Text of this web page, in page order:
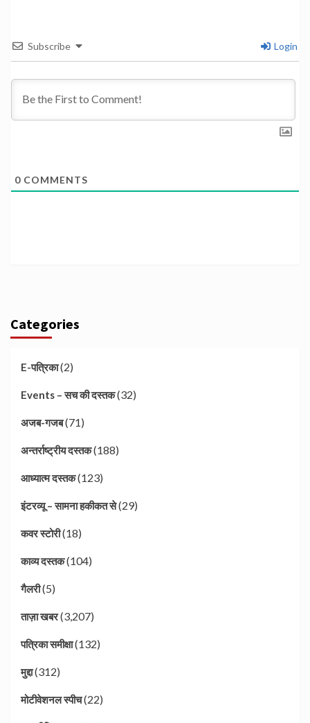
Subscribe Login
0 COMMENTS
Categories
E-पत्रिका(2)
Events – सच की दस्तक(32)
अजब-गजब(71)
अन्तर्राष्ट्रीय दस्तक(188)
आध्यात्म दस्तक(123)
इंटरव्यू – सामना हकीकत से(29)
कवर स्टोरी(18)
काव्य दस्तक(104)
गैलरी(5)
ताज़ा खबर(3,207)
पत्रिका समीक्षा(132)
मुद्दा(312)
मोटीवेशनल स्पीच(22)